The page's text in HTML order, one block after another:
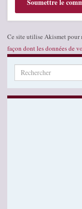
Ce site utilise Akismet pour
façon dont les données de
Search for: